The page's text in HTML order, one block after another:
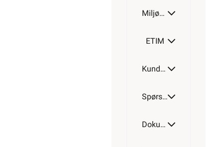
Miljøparametere
ETIM
Kundeomtale
Spørsmål og svar
Dokumentasjon